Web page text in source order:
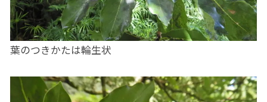
葉のつきかたは輪生状